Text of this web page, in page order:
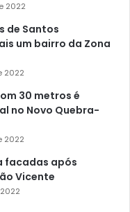
2022
de Santos
um bairro da Zona
2022
30 metros é
no Novo Quebra-
2022
facadas após
Vicente